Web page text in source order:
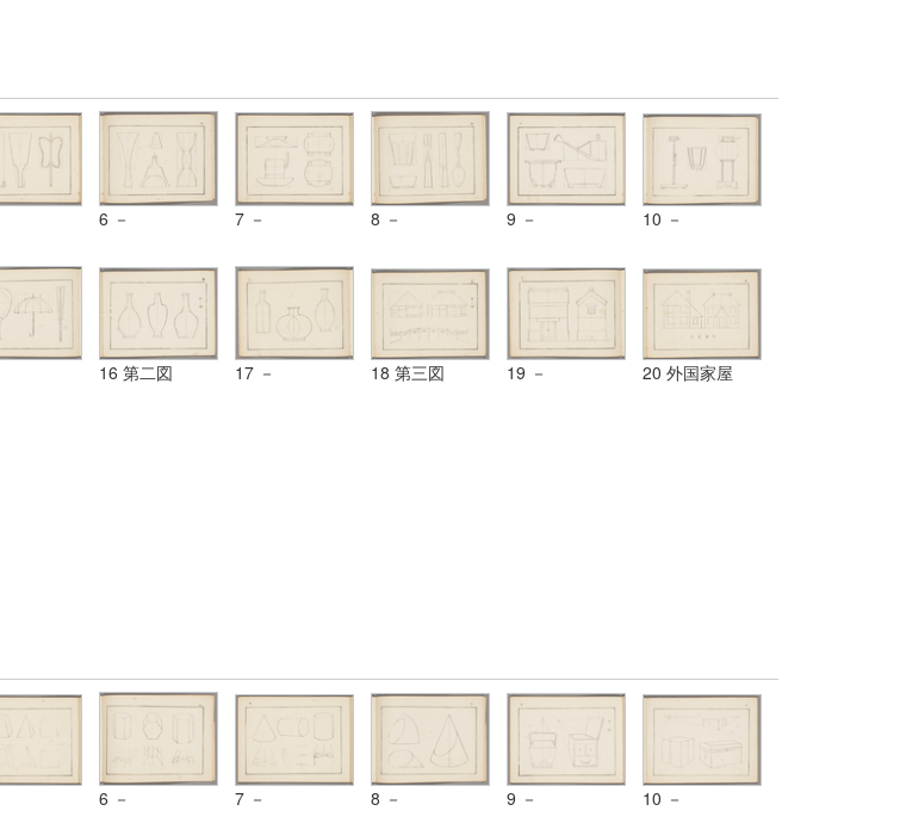
6 － 7 － 8 － 9 － 10 －
16 第二図 17 － 18 第三図 19 － 20 外国家屋
6 － 7 － 8 － 9 － 10 －